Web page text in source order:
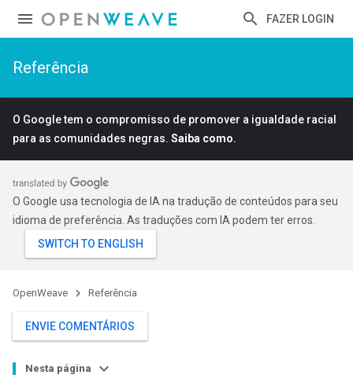
FAZER LOGIN
Referência
O Google tem o compromisso de promover a igualdade racial
para as comunidades negras. Saiba como.
O Google usa tecnologia de IA na tradução de conteúdos para seu
idioma de preferência. As traduções com IA podem ter erros.
OpenWeave Referência
ENVIE COMENTÁRIOS
Nesta página